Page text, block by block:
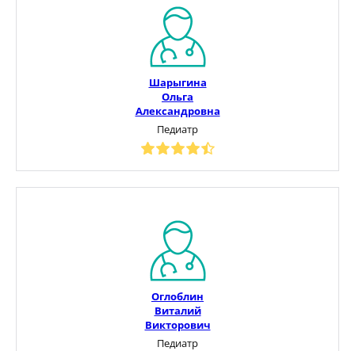
Шарыгина
Ольга
Александровна
Педиатр
Оглоблин
Виталий
Викторович
Педиатр